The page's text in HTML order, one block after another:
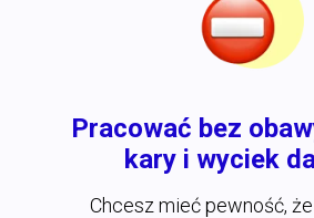
Pracować bez
kary i wyciek
Chcesz mieć pewność,